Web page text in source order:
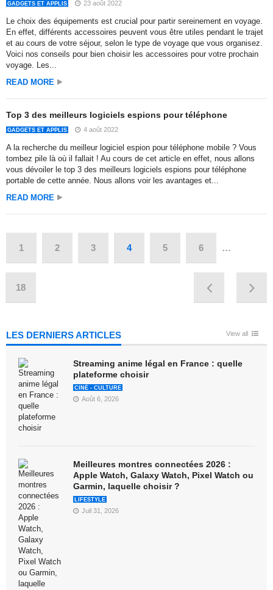
GADGETS ET APPLIS 23 août 2022
Le choix des équipements est crucial pour partir sereinement en voyage.
En effet, différents accessoires peuvent vous être utiles pendant le trajet
et au cours de votre séjour, selon le type de voyage que vous organisez.
Voici nos conseils pour bien choisir les accessoires pour votre prochain
voyage. Les...
READ MORE
Top 3 des meilleurs logiciels espions pour téléphone
GADGETS ET APPLIS 4 août 2022
A la recherche du meilleur logiciel espion pour téléphone mobile ? Vous
tombez pile là où il fallait ! Au cours de cet article en effet, nous allons
vous dévoiler le top 3 des meilleurs logiciels espions pour téléphone
portable de cette année. Nous allons voir les avantages et...
READ MORE
1 2 3 4 5 6 …
18
LES DERNIERS ARTICLES View all
Streaming anime légal en France : quelle
plateforme choisir
CINÉ - CULTURE
Août 6, 2026
Meilleures montres connectées 2026 :
Apple Watch, Galaxy Watch, Pixel Watch ou
Garmin, laquelle choisir ?
LIFESTYLE
Juil 31, 2026